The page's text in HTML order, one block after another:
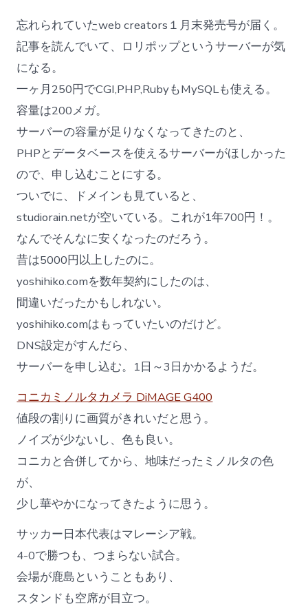
リ
ー
忘れられていたweb creators１月末発売号が届く。
記事を読んでいて、ロリポップというサーバーが気
になる。
一ヶ月250円でCGI,PHP,RubyもMySQLも使える。
容量は200メガ。
サーバーの容量が足りなくなってきたのと、
PHPとデータベースを使えるサーバーがほしかった
ので、申し込むことにする。
ついでに、ドメインも見ていると、
studiorain.netが空いている。これが1年700円！。
なんでそんなに安くなったのだろう。
昔は5000円以上したのに。
yoshihiko.comを数年契約にしたのは、
間違いだったかもしれない。
yoshihiko.comはもっていたいのだけど。
DNS設定がすんだら、
サーバーを申し込む。1日～3日かかるようだ。
コニカミノルタカメラ DiMAGE G400
値段の割りに画質がきれいだと思う。
ノイズが少ないし、色も良い。
コニカと合併してから、地味だったミノルタの色
が、
少し華やかになってきたように思う。
サッカー日本代表はマレーシア戦。
4-0で勝つも、つまらない試合。
会場が鹿島ということもあり、
スタンドも空席が目立つ。